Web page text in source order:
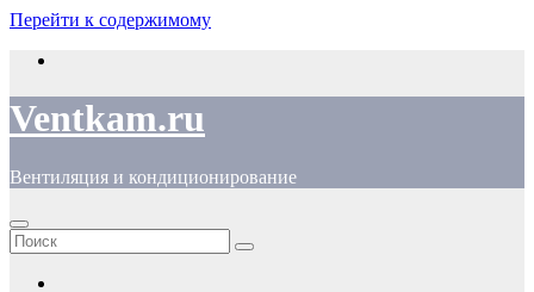
Перейти к содержимому
Ventkam.ru
Вентиляция и кондиционирование